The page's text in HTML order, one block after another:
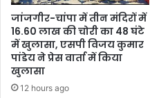
जांजगीर-चांपा में तीन मंदिरों में
16.60 लाख की चोरी का 48 घंटे
में खुलासा, एसपी विजय कुमार
पांडेय ने प्रेस वार्ता में किया
खुलासा
12 hours ago